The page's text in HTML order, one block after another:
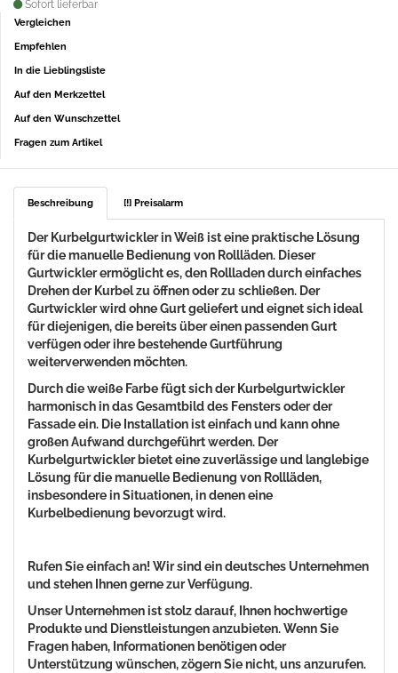
Sofort lieferbar
Vergleichen
Empfehlen
In die Lieblingsliste
Auf den Merkzettel
Auf den Wunschzettel
Fragen zum Artikel
Beschreibung [!] Preisalarm
Der Kurbelgurtwickler in Weiß ist eine praktische Lösung
für die manuelle Bedienung von Rollläden. Dieser
Gurtwickler ermöglicht es, den Rollladen durch einfaches
Drehen der Kurbel zu öffnen oder zu schließen. Der
Gurtwickler wird ohne Gurt geliefert und eignet sich ideal
für diejenigen, die bereits über einen passenden Gurt
verfügen oder ihre bestehende Gurtführung
weiterverwenden möchten.
Durch die weiße Farbe fügt sich der Kurbelgurtwickler
harmonisch in das Gesamtbild des Fensters oder der
Fassade ein. Die Installation ist einfach und kann ohne
großen Aufwand durchgeführt werden. Der
Kurbelgurtwickler bietet eine zuverlässige und langlebige
Lösung für die manuelle Bedienung von Rollläden,
insbesondere in Situationen, in denen eine
Kurbelbedienung bevorzugt wird.
Rufen Sie einfach an! Wir sind ein deutsches Unternehmen
und stehen Ihnen gerne zur Verfügung.
Unser Unternehmen ist stolz darauf, Ihnen hochwertige
Produkte und Dienstleistungen anzubieten. Wenn Sie
Fragen haben, Informationen benötigen oder
Unterstützung wünschen, zögern Sie nicht, uns anzurufen.